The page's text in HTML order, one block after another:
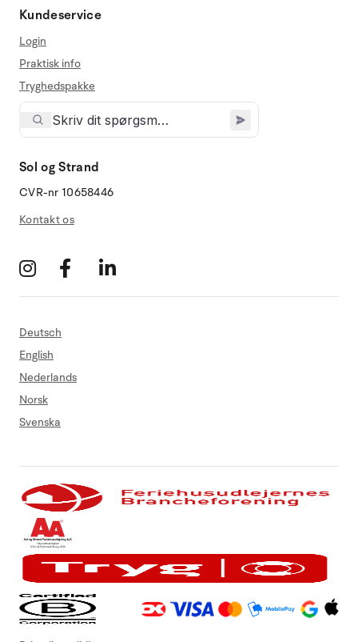
Kundeservice
Login
Praktisk info
Tryghedspakke
Sol og Strand
CVR-nr 10658446
Kontakt os
Deutsch
English
Nederlands
Norsk
Svenska